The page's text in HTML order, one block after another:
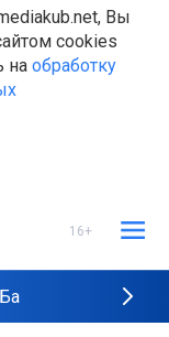
Вы
cookies
на обработку
16+